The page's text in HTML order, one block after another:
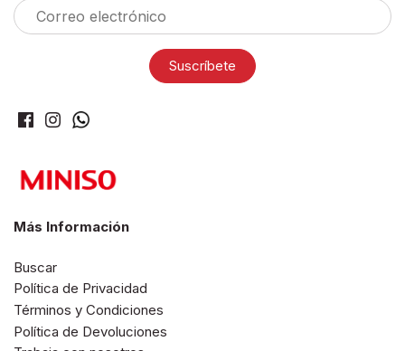
Más Información
Buscar
Política de Privacidad
Términos y Condiciones
Política de Devoluciones